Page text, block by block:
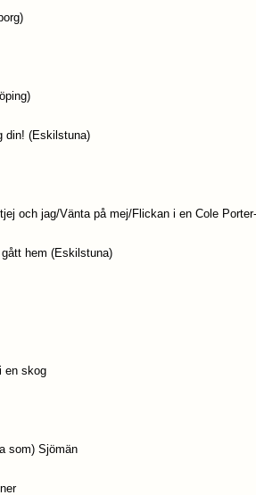
din! (Eskilstuna)
och jag/Vänta på mej/Flickan i en Cole
hem (Eskilstuna)
en skog
som) Sjömän